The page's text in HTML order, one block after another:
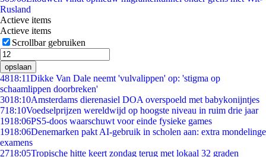
Rusland
Actieve items
Actieve items
Scrollbar gebruiken
opslaan
4818:11Dikke Van Dale neemt 'vulvalippen' op: 'stigma op
schaamlippen doorbreken'
3018:10Amsterdams dierenasiel DOA overspoeld met babykonijntjes
718:10Voedselprijzen wereldwijd op hoogste niveau in ruim drie jaar
1918:06PS5-doos waarschuwt voor einde fysieke games
1918:06Denemarken pakt AI-gebruik in scholen aan: extra mondelinge
examens
2718:05Tropische hitte keert zondag terug met lokaal 32 graden